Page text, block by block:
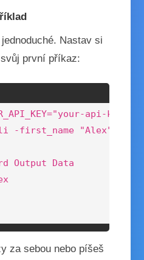
Nastav si
první příkaz:
api-key-
-first_name "Alex" -
Output Data
za sebou nebo píšeš